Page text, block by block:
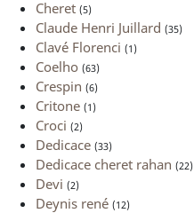
Cheret (5)
Claude Henri Juillard (35)
Clavé Florenci (1)
Coelho (63)
Crespin (6)
Critone (1)
Croci (2)
Dedicace (33)
Dedicace cheret rahan (22)
Devi (2)
Deynis rené (12)